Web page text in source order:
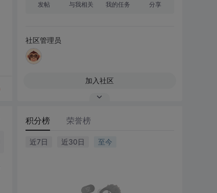
发帖 与我相关 我的任务 分享
社区管理员
加入社区
积分榜 荣誉榜
近7日 近30日 至今